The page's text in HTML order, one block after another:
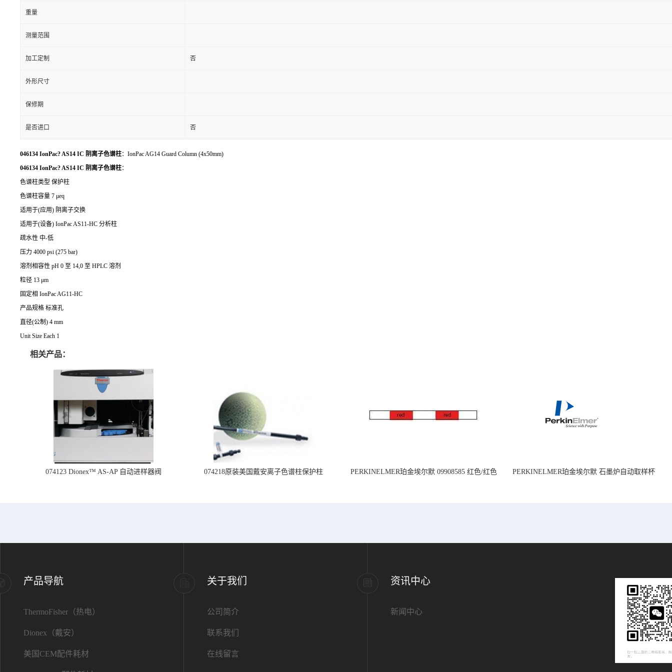
重量
测量范围
加工定制 否
外形尺寸
保修期
是否进口 否
046134 IonPac? AS14 IC 阴离子色谱柱：IonPac AG14 Guard Column (4x50mm)
046134 IonPac? AS14 IC 阴离子色谱柱：
色谱柱类型 保护柱
色谱柱容量 7 μeq
适用于(应用) 阴离子交换
适用于(设备) IonPac AS11-HC 分析柱
疏水性 中-低
压力 4000 psi (275 bar)
溶剂相容性 pH 0 至 14,0 至 HPLC 溶剂
粒径 13 μm
固定相 IonPac AG11-HC
产品规格 标准孔
直径(公制) 4 mm
Unit Size Each 1
相关产品：
074123 Dionex™ AS-AP 自动进样器阀 074218原装美国戴安离子色谱柱保护柱
PERKINELMER珀金埃尔默 09908585 红色/红色
PERKINELMER珀金埃尔默 石墨炉自动取样杯
产品导航
ThermoFisher（热电）
Dionex（戴安）
美国CEM配件耗材
关于我们
公司简介
联系我们
在线留言
资讯中心
新闻中心